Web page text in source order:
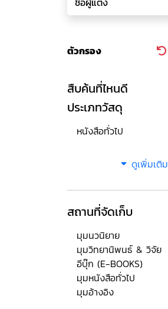
ตัวกรอง
สืบค้นที่ไหนดี
ประเภทวัสดุ
หนังสือทั่วไป
ดูเพิ่มเติม
สถานที่จัดเก็บ
มุมนวนิยาย
มุมวิทยานิพนธ์ & วิจัย
อีบุ๊ก (E-BOOKS)
มุมหนังสือทั่วไป
มุมอ้างอิง